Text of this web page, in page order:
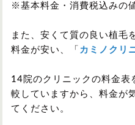
※基本料金・消費税込みの
また、安くて質の良い植毛
料金が安い、「 カミノクリ
14院のクリニックの料金表
較していますから、料金が
てください。